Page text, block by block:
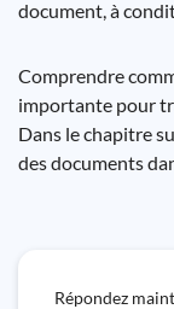
document, à
Comprendre
importante pour
Dans le chapitre
des documents
Répondez